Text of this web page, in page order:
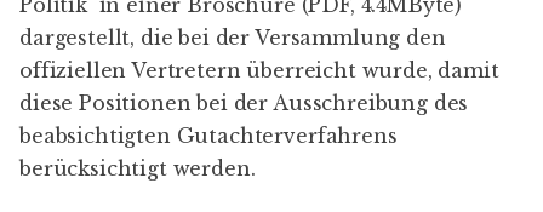
Politik in einer Broschüre (PDF, 4.4MByte)
dargestellt, die bei der Versammlung den
offiziellen Vertretern überreicht wurde, damit
diese Positionen bei der Ausschreibung des
beabsichtigten Gutachterverfahrens
berücksichtigt werden.